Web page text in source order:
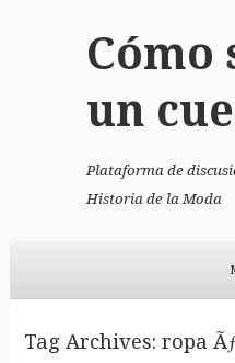
Cómo
un
Plataforma de
Historia de la Moda
Tag Archives: ropa